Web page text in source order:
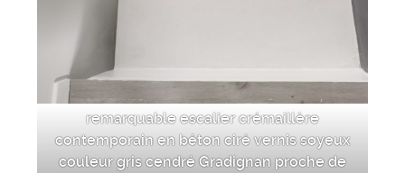
remarquable escalier crémaillère
contemporain en béton ciré vernis soyeux
couleur gris cendré Gradignan proche de